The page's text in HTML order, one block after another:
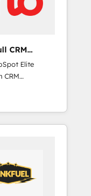
unique
to have Blue
of
and
them a
capable of
for our
CRM
Elite
CRM
Revenue
Custom AI
With
help
hygiene, and
expertise of